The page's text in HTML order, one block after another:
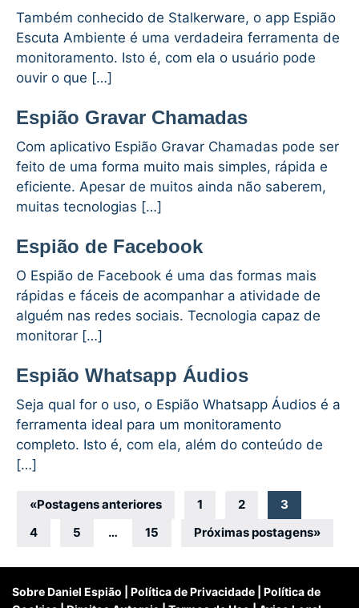
Também conhecido de Stalkerware, o app Espião
Escuta Ambiente é uma verdadeira ferramenta de
monitoramento. Isto é, com ela o usuário pode
ouvir o que […]
Espião Gravar Chamadas
Com aplicativo Espião Gravar Chamadas pode ser
feito de uma forma muito mais simples, rápida e
eficiente. Apesar de muitos ainda não saberem,
muitas tecnologias […]
Espião de Facebook
O Espião de Facebook é uma das formas mais
rápidas e fáceis de acompanhar a atividade de
alguém nas redes sociais. Tecnologia capaz de
monitorar […]
Espião Whatsapp Áudios
Seja qual for o uso, o Espião Whatsapp Áudios é a
ferramenta ideal para um monitoramento
completo. Isto é, com ela, além do conteúdo de
[…]
Navegação
por
posts
«Postagens anteriores 1 2
3
4
5 … 15 Próximas postagens»
Sobre Daniel Espião Política de Privacidade
Política de